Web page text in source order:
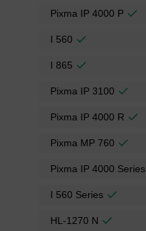
Pixma IP 4000 P
I 560
I 865
Pixma IP 3100
Pixma IP 4000 R
Pixma MP 760
Pixma IP 4000 Series
I 560 Series
HL-1270 N